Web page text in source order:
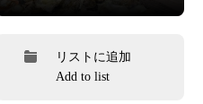
リストに追加
Add to list